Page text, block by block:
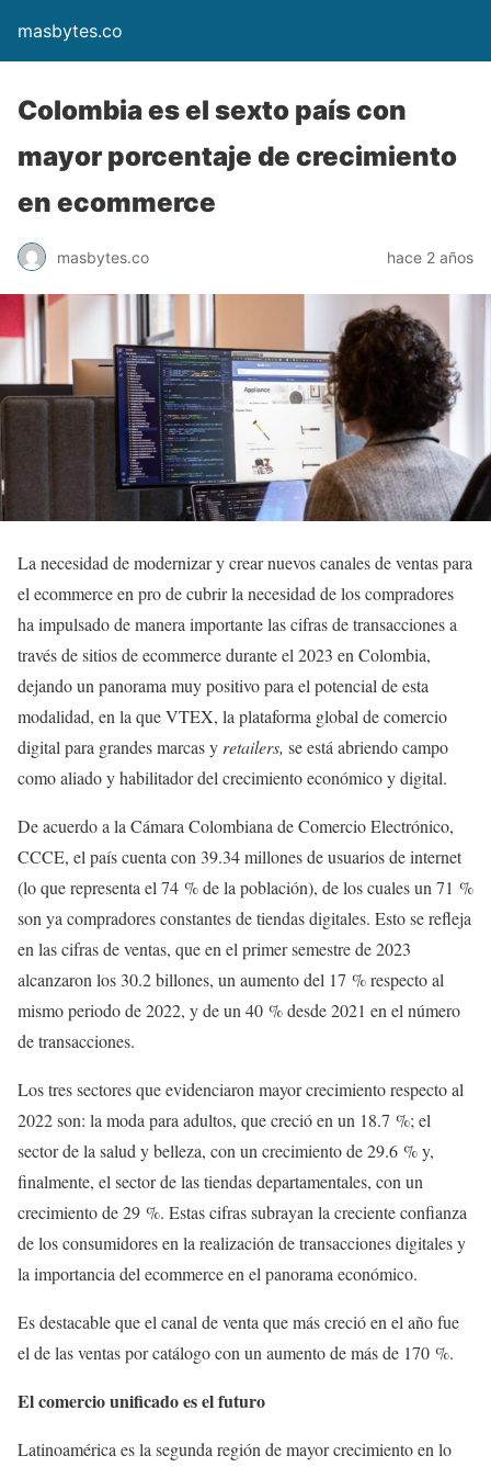
masbytes.co
Colombia es el sexto país con
mayor porcentaje de crecimiento
en ecommerce
masbytes.co hace 2 años
La necesidad de modernizar y crear nuevos canales de ventas para
el ecommerce en pro de cubrir la necesidad de los compradores
ha impulsado de manera importante las cifras de transacciones a
través de sitios de ecommerce durante el 2023 en Colombia,
dejando un panorama muy positivo para el potencial de esta
modalidad, en la que VTEX, la plataforma global de comercio
digital para grandes marcas y retailers, se está abriendo campo
como aliado y habilitador del crecimiento económico y digital.
De acuerdo a la Cámara Colombiana de Comercio Electrónico,
CCCE, el país cuenta con 39.34 millones de usuarios de internet
(lo que representa el 74 % de la población), de los cuales un 71 %
son ya compradores constantes de tiendas digitales. Esto se refleja
en las cifras de ventas, que en el primer semestre de 2023
alcanzaron los 30.2 billones, un aumento del 17 % respecto al
mismo periodo de 2022, y de un 40 % desde 2021 en el número
de transacciones.
Los tres sectores que evidenciaron mayor crecimiento respecto al
2022 son: la moda para adultos, que creció en un 18.7 %; el
sector de la salud y belleza, con un crecimiento de 29.6 % y,
finalmente, el sector de las tiendas departamentales, con un
crecimiento de 29 %. Estas cifras subrayan la creciente confianza
de los consumidores en la realización de transacciones digitales y
la importancia del ecommerce en el panorama económico.
Es destacable que el canal de venta que más creció en el año fue
el de las ventas por catálogo con un aumento de más de 170 %.
El comercio unificado es el futuro
Latinoamérica es la segunda región de mayor crecimiento en lo